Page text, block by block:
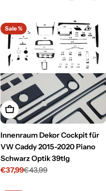
Sale %
In den Warenkorb legen
Innenraum Dekor Cockpit für
VW Caddy 2015-2020 Piano
Schwarz Optik 39tlg
Verkaufspreis
€37,99
Regulärer€43,99